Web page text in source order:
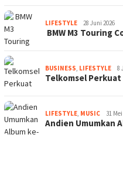
LIFESTYLE 28 Juni 2026
BMW M3 Touring
BUSINESS, LIFESTYLE 8
Telkomsel
LIFESTYLE, MUSIC 31
Andien Umumkan